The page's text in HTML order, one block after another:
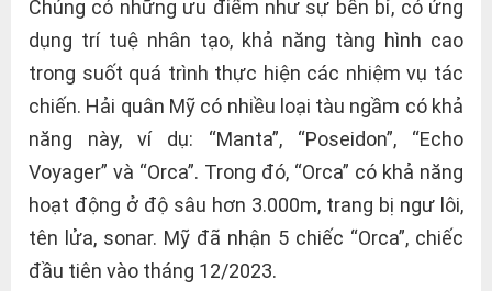
Chúng có những ưu điểm như sự bền bỉ, có ứng
dụng trí tuệ nhân tạo, khả năng tàng hình cao
trong suốt quá trình thực hiện các nhiệm vụ tác
chiến. Hải quân Mỹ có nhiều loại tàu ngầm có khả
năng này, ví dụ: “Manta”, “Poseidon”, “Echo
Voyager” và “Orca”. Trong đó, “Orca” có khả năng
hoạt động ở độ sâu hơn 3.000m, trang bị ngư lôi,
tên lửa, sonar. Mỹ đã nhận 5 chiếc “Orca”, chiếc
đầu tiên vào tháng 12/2023.